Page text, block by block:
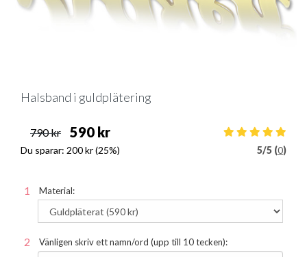
Halsband i guldplätering
790 kr 590 kr
Du sparar: 200 kr(25%) 5/5 (0)
Material:
Vänligen skriv ett namn/ord (upp till 10 tecken):